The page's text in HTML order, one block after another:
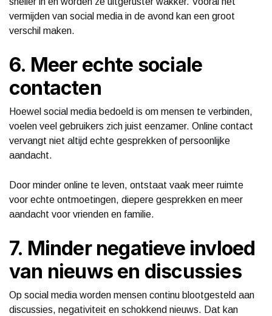
vermijden van social media in de avond kan een groot
verschil maken.
6. Meer echte sociale
contacten
Hoewel social media bedoeld is om mensen te verbinden,
voelen veel gebruikers zich juist eenzamer. Online contact
vervangt niet altijd echte gesprekken of persoonlijke
aandacht.
Door minder online te leven, ontstaat vaak meer ruimte
voor echte ontmoetingen, diepere gesprekken en meer
aandacht voor vrienden en familie.
7. Minder negatieve invloed
van nieuws en discussies
Op social media worden mensen continu blootgesteld aan
discussies, negativiteit en schokkend nieuws. Dat kan